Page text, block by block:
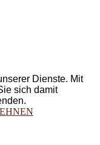
Dienste. Mit
sich damit